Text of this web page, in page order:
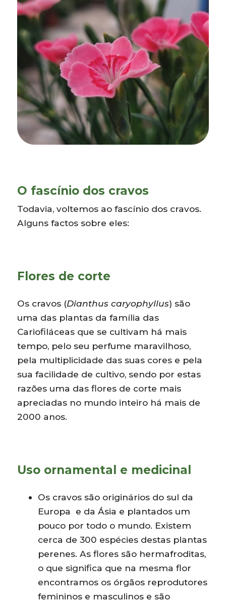
O fascínio dos cravos
Todavia, voltemos ao fascínio dos cravos.
Alguns factos sobre eles:
Flores de corte
Os cravos (Dianthus caryophyllus) são
uma das plantas da família das
Cariofiláceas que se cultivam há mais
tempo, pelo seu perfume maravilhoso,
pela multiplicidade das suas cores e pela
sua facilidade de cultivo, sendo por estas
razões uma das flores de corte mais
apreciadas no mundo inteiro há mais de
2000 anos.
Uso ornamental e medicinal
Os cravos são originários do sul da
Europa e da Ásia e plantados um
pouco por todo o mundo. Existem
cerca de 300 espécies destas plantas
perenes. As flores são hermafroditas,
o que significa que na mesma flor
encontramos os órgãos reprodutores
femininos e masculinos e são